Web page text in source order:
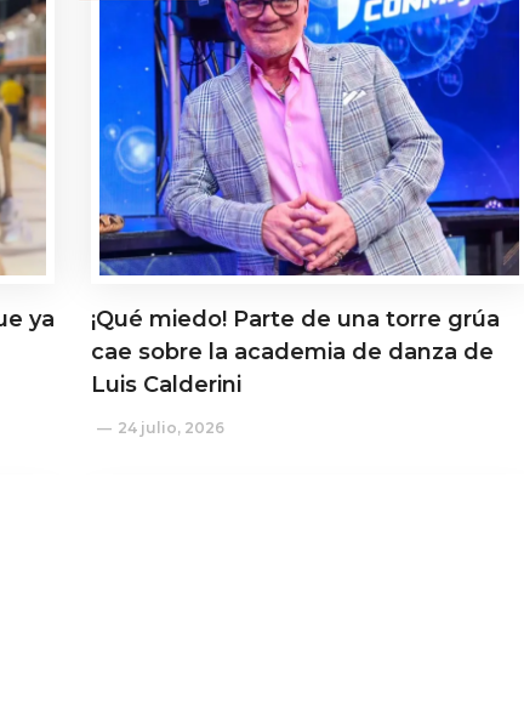
ya
¡Qué miedo! Parte de una torre grúa
cae sobre la academia de danza de
Luis Calderini
24 julio, 2026